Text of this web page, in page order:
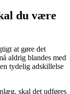
du være
at gøre det
aldrig blandes med
tydelig adskillelse
skal det udføres